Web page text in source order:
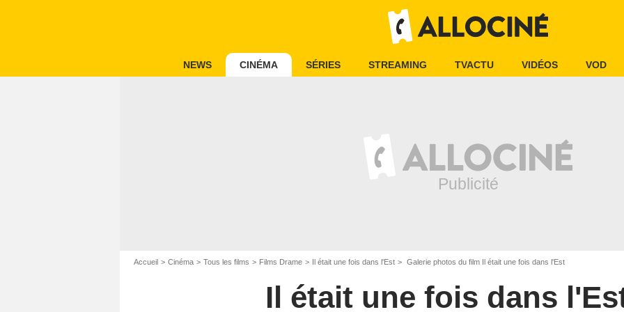
NEWS CINÉMA SÉRIES STREAMING TVACTU VIDÉOS VOD
Accueil Cinéma Tous les films Films Drame Il était une fois dans l'Est Galerie photos du film Il était une fois dans l'Est
Il était une fois dans